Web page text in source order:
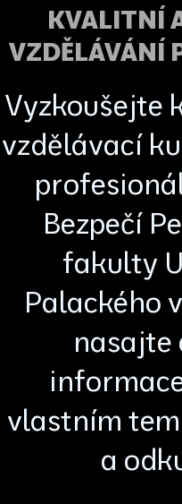
KVALITNÍ
VZDĚLÁVÁNÍ
Vyzkoušejte
vzdělávací
Bezpečí
fakulty
Palackého
vlastním
a